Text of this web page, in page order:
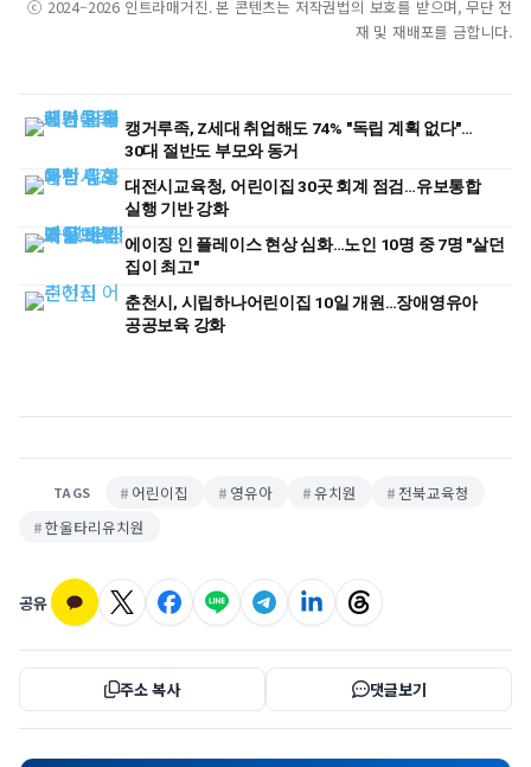
ⓒ 2024–2026 인트라매거진. 본 콘텐츠는 저작권법의 보호를 받으며, 무단 전
재 및 재배포를 금합니다.
캥거루족, Z세대 취업해도 74% "독립 계획 없다"…
30대 절반도 부모와 동거
대전시교육청, 어린이집 30곳 회계 점검…유보통합
실행 기반 강화
에이징 인 플레이스 현상 심화…노인 10명 중 7명 "살던
집이 최고"
춘천시, 시립하나어린이집 10일 개원…장애영유아
공공보육 강화
TAGS 어린이집 영유아 유치원
전북교육청
한울타리유치원
공유
주소 복사 댓글보기